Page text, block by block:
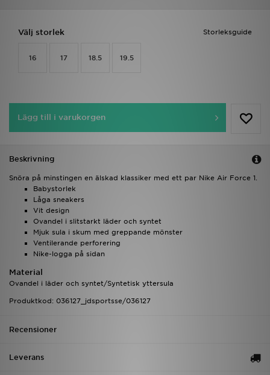
Storleksguide
Välj storlek
16 17 18.5 19.5
Lägg till i varukorgen
Beskrivning
Snöra på minstingen en älskad klassiker med ett par Nike Air Force 1.
Babystorlek
Låga sneakers
Vit design
Ovandel i slitstarkt läder och syntet
Mjuk sula i skum med greppande mönster
Ventilerande perforering
Nike-logga på sidan
Material
Ovandel i läder och syntet/Syntetisk yttersula
Produktkod: 036127_jdsportsse/036127
Recensioner
Leverans